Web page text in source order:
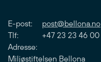
E-post: post@bellona.no
Tlf: +47 23 23 46 00
Adresse:
Miljøstiftelsen Bellona